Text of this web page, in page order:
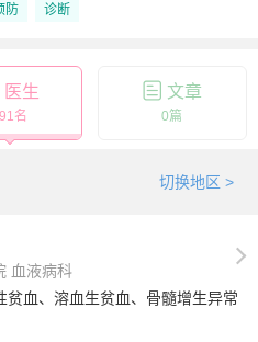
防 诊断
医生
名
文章
0篇
切换地区 >
血液病科
贫血、溶血生贫血、骨髓增生异常